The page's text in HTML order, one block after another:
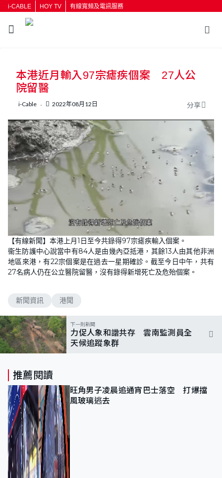
i-CABLE HOY TV 有線寬頻及電訊服務
按輸入鍵開始搜尋
本港近月輸入97宗瘧疾個案 27人公
院留醫
i-Cable 2022年08月12日 分享
【有線新聞】本港上月1日至今共錄得97宗瘧疾輸入個案。
衞生防護中心說當中有84人是由幾內亞抵港，其餘13人由其他非洲
地區來港，有22宗個案是在過去一星期確診。截至今日中午，共有
27名病人仍在公立醫院留醫，沒有錄得新增死亡及危殆個案。
新聞資訊 港聞
下一則新聞
力促人象和諧共存 雲南監測員全
天候追蹤象群
推薦閱讀
旺角男子凌晨追通宵巴士落空 打爆擋
風玻璃逃去